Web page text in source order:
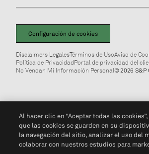
Configuración de cookies
Disclaimers LegalesTérminos de UsoAviso de
Política de PrivacidadPortal de privacidad del
No Vendan Mi Información Personal© 2026 S&P
Al hacer clic en “Aceptar todas las
que las cookies se guarden en su
la navegación del sitio, analizar el uso del
colaborar con nuestros estudios para